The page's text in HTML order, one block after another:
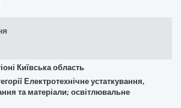
Київська область
Електротехнічне устаткування,
та матеріали; освітлювальне